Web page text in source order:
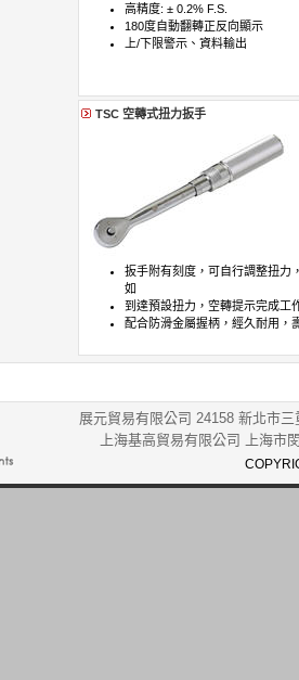
高精度: ± 0.2% F.S.
180度自動翻轉正反向顯示
上/下限警示、資料輸出
TSC 空轉式扭力扳手
扳手附有刻度，可自行調整扭力
如
到達預設扭力，空轉提示完成工
配合防滑金屬握柄，經久耐用，
展元貿易有限公司 24158 新北市
上海基高貿易有限公司 上海